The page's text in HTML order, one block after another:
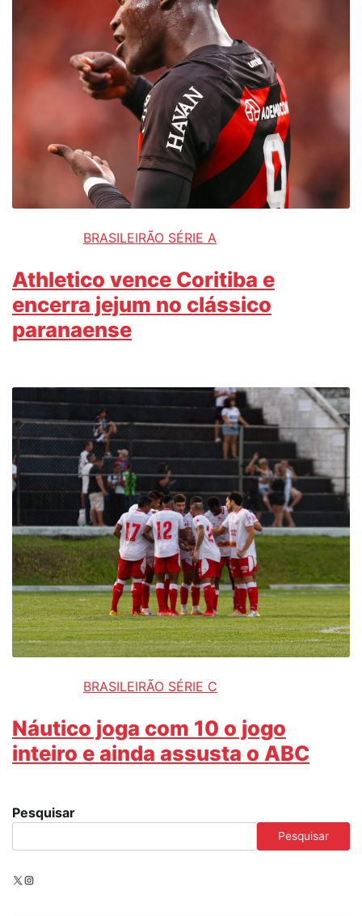
BRASILEIRÃO SÉRIE A
Athletico vence Coritiba e
encerra jejum no clássico
paranaense
BRASILEIRÃO SÉRIE C
Náutico joga com 10 o jogo
inteiro e ainda assusta o ABC
Pesquisar
Pesquisar
X Instagram